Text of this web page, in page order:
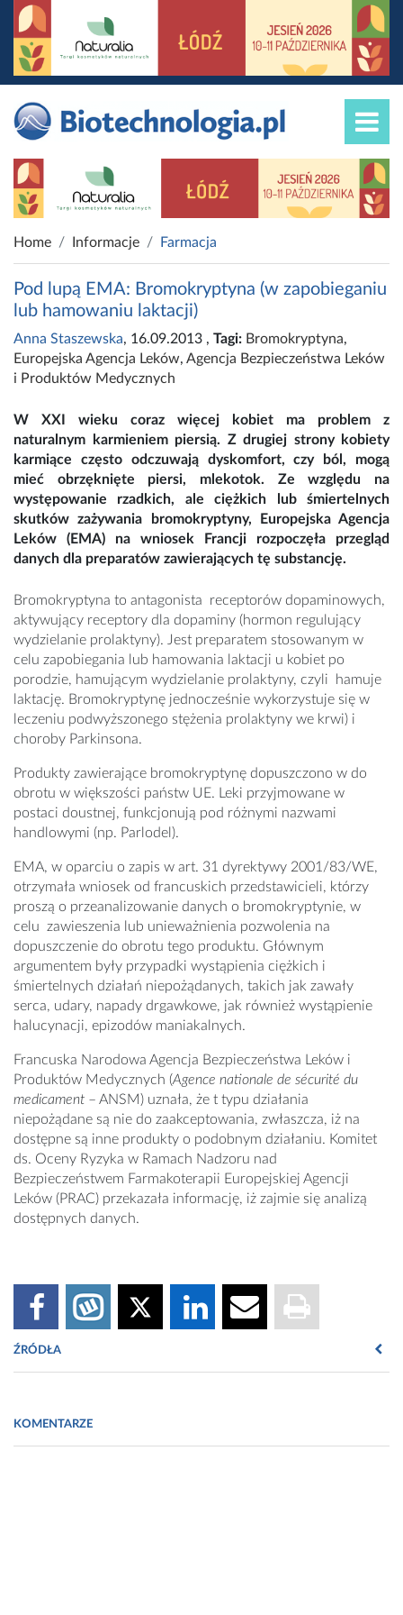
Home Informacje Farmacja
Pod lupą EMA: Bromokryptyna (w zapobieganiu
lub hamowaniu laktacji)
Anna Staszewska, 16.09.2013 , Tagi: Bromokryptyna,
Europejska Agencja Leków, Agencja Bezpieczeństwa Leków
i Produktów Medycznych
W XXI wieku coraz więcej kobiet ma problem z
naturalnym karmieniem piersią. Z drugiej strony kobiety
karmiące często odczuwają dyskomfort, czy ból, mogą
mieć obrzęknięte piersi, mlekotok. Ze względu na
występowanie rzadkich, ale ciężkich lub śmiertelnych
skutków zażywania bromokryptyny, Europejska Agencja
Leków (EMA) na wniosek Francji rozpoczęła przegląd
danych dla preparatów zawierających tę substancję.
Bromokryptyna to antagonista receptorów dopaminowych,
aktywujący receptory dla dopaminy (hormon regulujący
wydzielanie prolaktyny). Jest preparatem stosowanym w
celu zapobiegania lub hamowania laktacji u kobiet po
porodzie, hamującym wydzielanie prolaktyny, czyli hamuje
laktację. Bromokryptynę jednocześnie wykorzystuje się w
leczeniu podwyższonego stężenia prolaktyny we krwi) i
choroby Parkinsona.
Produkty zawierające bromokryptynę dopuszczono w do
obrotu w większości państw UE. Leki przyjmowane w
postaci doustnej, funkcjonują pod różnymi nazwami
handlowymi (np. Parlodel).
EMA, w oparciu o zapis w art. 31 dyrektywy 2001/83/WE,
otrzymała wniosek od francuskich przedstawicieli, którzy
proszą o przeanalizowanie danych o bromokryptynie, w
celu zawieszenia lub unieważnienia pozwolenia na
dopuszczenie do obrotu tego produktu. Głównym
argumentem były przypadki wystąpienia ciężkich i
śmiertelnych działań niepożądanych, takich jak zawały
serca, udary, napady drgawkowe, jak również wystąpienie
halucynacji, epizodów maniakalnych.
Francuska Narodowa Agencja Bezpieczeństwa Leków i
Produktów Medycznych (Agence nationale de sécurité du
medicament – ANSM) uznała, że t typu działania
niepożądane są nie do zaakceptowania, zwłaszcza, iż na
dostępne są inne produkty o podobnym działaniu. Komitet
ds. Oceny Ryzyka w Ramach Nadzoru nad
Bezpieczeństwem Farmakoterapii Europejskiej Agencji
Leków (PRAC) przekazała informację, iż zajmie się analizą
dostępnych danych.
ŹRÓDŁA
KOMENTARZE